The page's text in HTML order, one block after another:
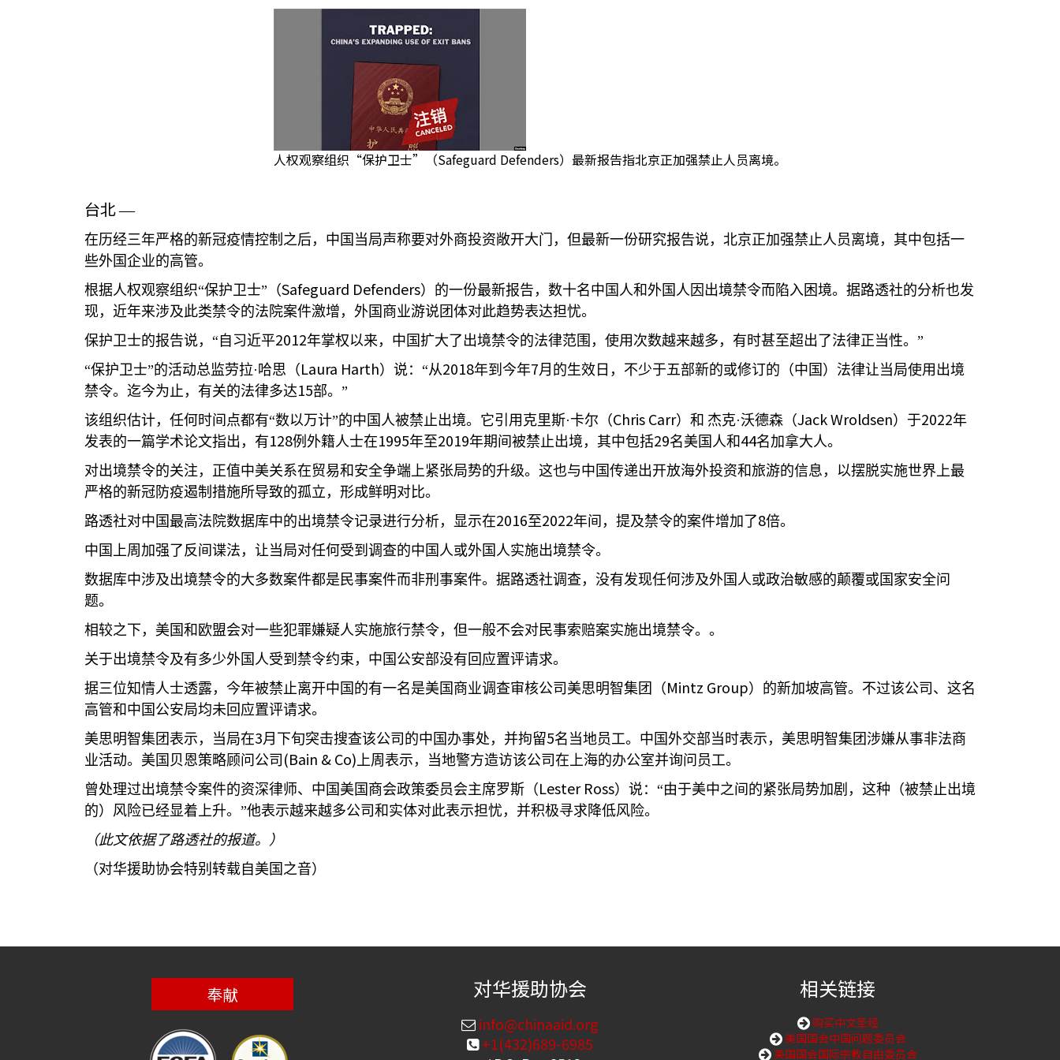
人权观察组织“保护卫士”（Safeguard Defenders）最新报告指北京正加强禁止人员离境。
台北—
在历经三年严格的新冠疫情控制之后，中国当局声称要对外商投资敞开大门，但最新一份研究报告说，北京正加强禁止人员离境，其中包括一
些外国企业的高管。
根据人权观察组织“保护卫士”（Safeguard Defenders）的一份最新报告，数十名中国人和外国人因出境禁令而陷入困境。据路透社的分析也发
现，近年来涉及此类禁令的法院案件激增，外国商业游说团体对此趋势表达担忧。
保护卫士的报告说，“自习近平2012年掌权以来，中国扩大了出境禁令的法律范围，使用次数越来越多，有时甚至超出了法律正当性。”
“保护卫士”的活动总监劳拉·哈思（ Laura Harth）说：“从2018年到今年7月的生效日，不少于五部新的或修订的（中国）法律让当局使用出境
禁令。迄今为止，有关的法律多达15部。”
该组织估计，任何时间点都有“数以万计”的中国人被禁止出境。它引用克里斯·卡尔（Chris Carr）和 杰克·沃德森（Jack Wroldsen）于2022年
发表的一篇学术论文指出，有128例外籍人士在1995年至2019年期间被禁止出境，其中包括29名美国人和 44名加拿大人。
对出境禁令的关注，正值中美关系在贸易和安全争端上紧张局势的升级。这也与中国传递出开放海外投资和旅游的信息，以摆脱实施世界上最
严格的新冠防疫遏制措施所导致的孤立，形成鲜明对比。
路透社对中国最高法院数据库中的出境禁令记录进行分析，显示在2016至2022年间，提及禁令的案件增加了8倍。
中国上周加强了反间谍法，让当局对任何受到调查的中国人或外国人实施出境禁令。
数据库中涉及出境禁令的大多数案件都是民事案件而非刑事案件。据路透社调查，没有发现任何涉及外国人或政治敏感的颠覆或国家安全问
题。
相较之下，美国和欧盟会对一些犯罪嫌疑人实施旅行禁令，但一般不会对民事索赔案实施出境禁令。。
关于出境禁令及有多少外国人受到禁令约束，中国公安部没有回应置评请求。
据三位知情人士透露，今年被禁止离开中国的有一名是美国商业调查审核公司美思明智集团（ Mintz Group）的新加坡高管。不过该公司、这名
高管和中国公安局均未回应置评请求。
美思明智集团表示，当局在3月下旬突击搜查该公司的中国办事处，并拘留5名当地员工。中国外交部当时表示，美思明智集团涉嫌从事非法商
业活动。美国贝恩策略顾问公司 (Bain & Co)上周表示，当地警方造访该公司在上海的办公室并询问员工。
曾处理过出境禁令案件的资深律师、中国美国商会政策委员会主席罗斯（ Lester Ross）说：“由于美中之间的紧张局势加剧，这种（被禁止出境
的）风险已经显着上升。”他表示越来越多公司和实体对此表示担忧，并积极寻求降低风险。
（此文依据了路透社的报道。）
（对华援助协会特别转载自美国之音）
奉献 对华援助协会
info@chinaaid.org
+1(432)689-6985
相关链接
购买中文圣经
美国国会中国问题委员会
美国国会国际宗教自由委员会